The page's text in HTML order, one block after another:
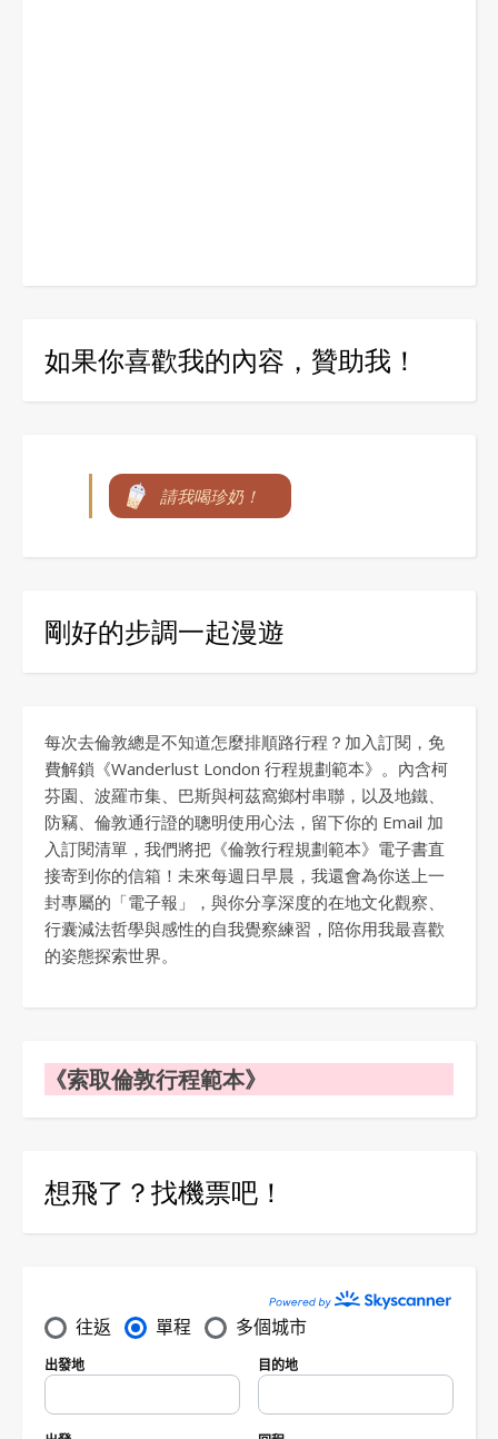
如果你喜歡我的內容，贊助我！
請我喝珍奶！
剛好的步調一起漫遊
每次去倫敦總是不知道怎麼排順路行程？加入訂閱，免
費解鎖《Wanderlust London 行程規劃範本》。內含柯
芬園、波羅市集、巴斯與柯茲窩鄉村串聯，以及地鐵、
防竊、倫敦通行證的聰明使用心法，留下你的 Email 加
入訂閱清單，我們將把《倫敦行程規劃範本》電子書直
接寄到你的信箱！未來每週日早晨，我還會為你送上一
封專屬的「電子報」，與你分享深度的在地文化觀察、
行囊減法哲學與感性的自我覺察練習，陪你用我最喜歡
的姿態探索世界。
《索取倫敦行程範本》
想飛了？找機票吧！